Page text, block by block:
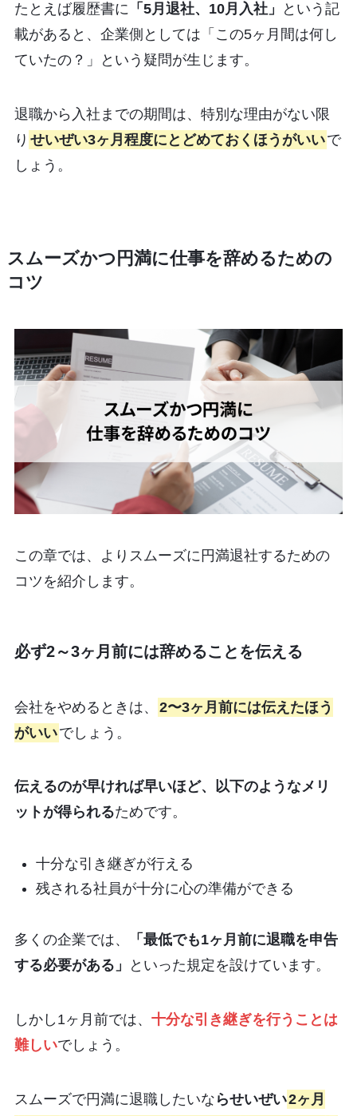
たとえば履歴書に 「5月退社、10月入社」
という記
載があると、企業側としては「この5ヶ月間は何し
ていたの？」という疑問が生じます。
退職から入社までの期間は、特別な理由がない限
り せいぜい3ヶ月程度にとどめておくほうがいいで
しょう。
スムーズかつ円満に仕事を辞めるための
コツ
この章では、よりスムーズに円満退社するための
コツを紹介します。
必ず2～3ヶ月前には辞めることを伝える
会社をやめるときは、
2〜3ヶ月前には伝えたほう
がいいでしょう。
伝えるのが早ければ早いほど、以下のようなメリ
ットが得られるためです。
十分な引き継ぎが行える
残される社員が十分に心の準備ができる
多くの企業では、
「最低でも1ヶ月前に退職を申告
する必要がある」
といった規定を設けています。
しかし1ヶ月前では、 十分な引き継ぎを行うことは
難しいでしょう。
スムーズで円満に退職したいな らせいぜい2ヶ月